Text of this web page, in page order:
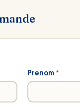
Prenom *